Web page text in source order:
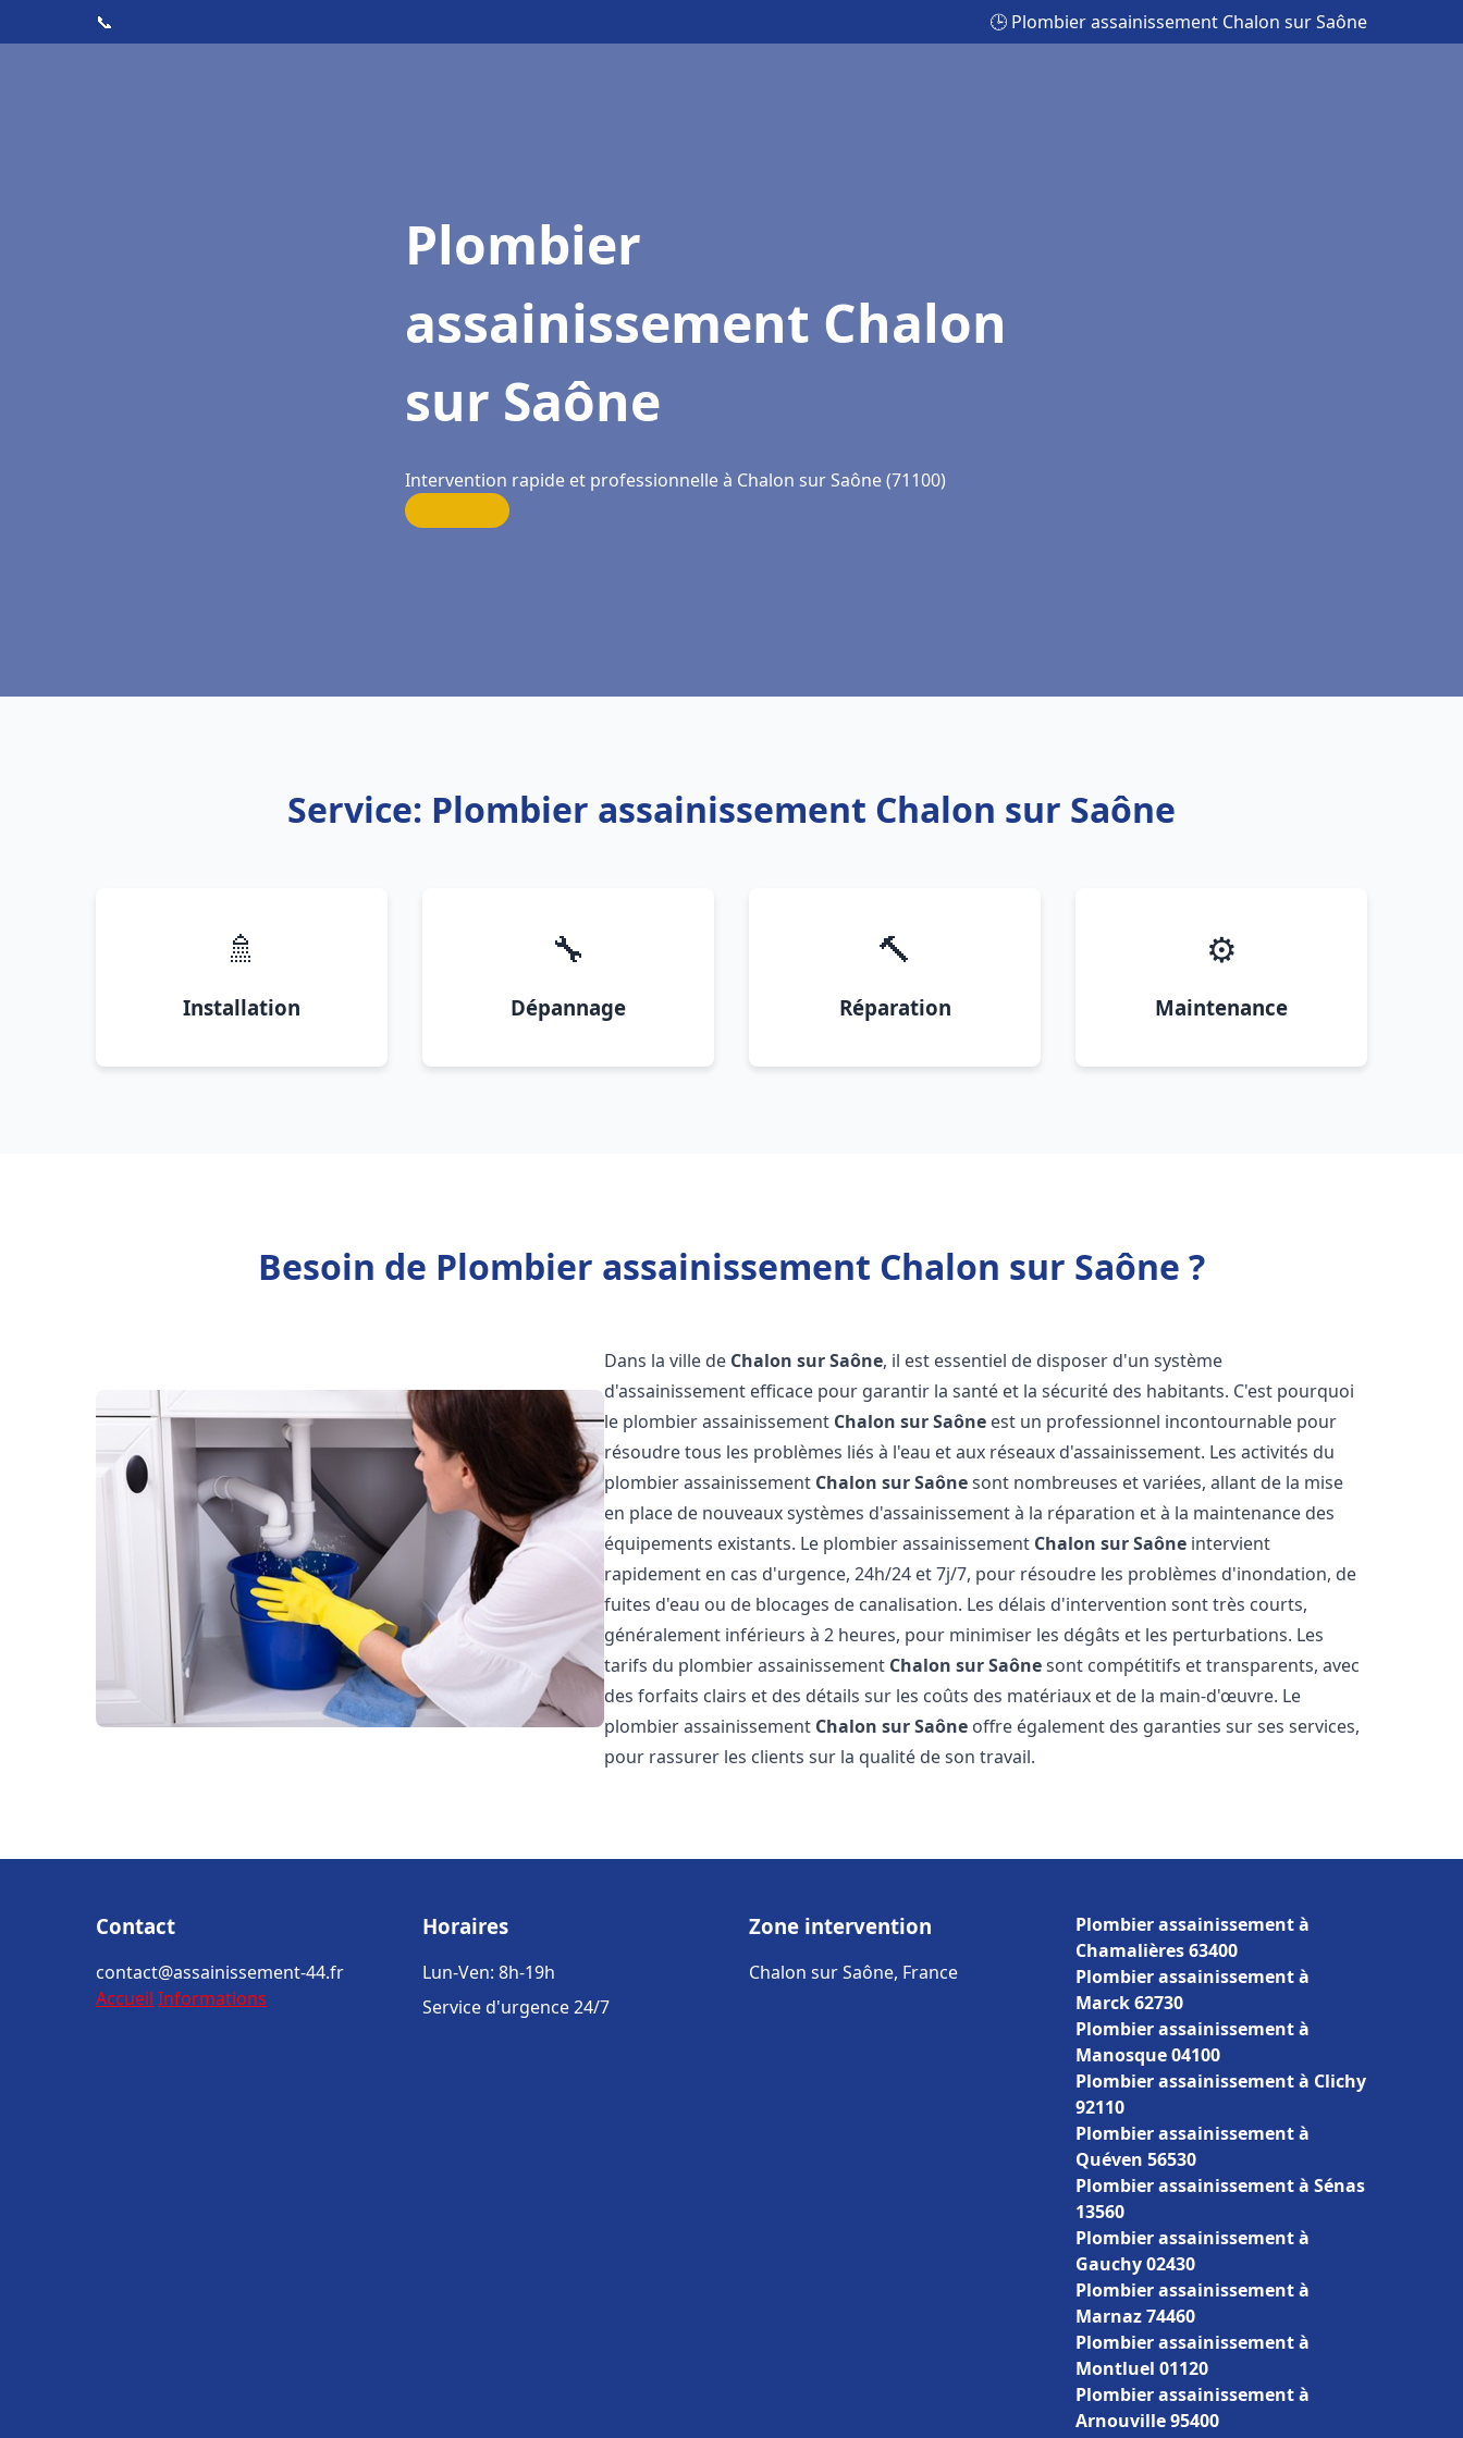
📞 🕒 Plombier assainissement Chalon sur Saône
Plombier
assainissement Chalon
sur Saône
Intervention rapide et professionnelle à Chalon sur Saône (71100)
Service: Plombier assainissement Chalon sur Saône
🚿
Installation
🔧
Dépannage
🔨
Réparation
⚙️
Maintenance
Besoin de Plombier assainissement Chalon sur Saône ?
Dans la ville de Chalon sur Saône, il est essentiel de disposer d'un système
d'assainissement efficace pour garantir la santé et la sécurité des habitants. C'est pourquoi
le plombier assainissement Chalon sur Saône est un professionnel incontournable pour
résoudre tous les problèmes liés à l'eau et aux réseaux d'assainissement. Les activités du
plombier assainissement Chalon sur Saônesont nombreuses et variées, allant de la mise
en place de nouveaux systèmes d'assainissement à la réparation et à la maintenance des
équipements existants. Le plombier assainissement Chalon sur Saône intervient
rapidement en cas d'urgence, 24h/24 et 7j/7, pour résoudre les problèmes d'inondation, de
fuites d'eau ou de blocages de canalisation. Les délais d'intervention sont très courts,
généralement inférieurs à 2 heures, pour minimiser les dégâts et les perturbations. Les
tarifs du plombier assainissement Chalon sur Saônesont compétitifs et transparents, avec
des forfaits clairs et des détails sur les coûts des matériaux et de la main-d'œuvre. Le
plombier assainissement Chalon sur Saône offre également des garanties sur ses services,
pour rassurer les clients sur la qualité de son travail.
Contact
contact@assainissement-44.fr
Accueil Informations
Horaires
Lun-Ven: 8h-19h
Service d'urgence 24/7
Zone intervention
Chalon sur Saône, France
Plombier assainissement à
Chamalières 63400
Plombier assainissement à
Marck 62730
Plombier assainissement à
Manosque 04100
Plombier assainissement à Clichy
92110
Plombier assainissement à
Quéven 56530
Plombier assainissement à Sénas
13560
Plombier assainissement à
Gauchy 02430
Plombier assainissement à
Marnaz 74460
Plombier assainissement à
Montluel 01120
Plombier assainissement à
Arnouville 95400